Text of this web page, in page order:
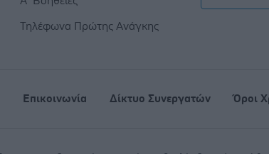
Τηλέφωνα Πρώτης Ανάγκης
Επικοινωνία Δίκτυο Συνεργατών Όροι